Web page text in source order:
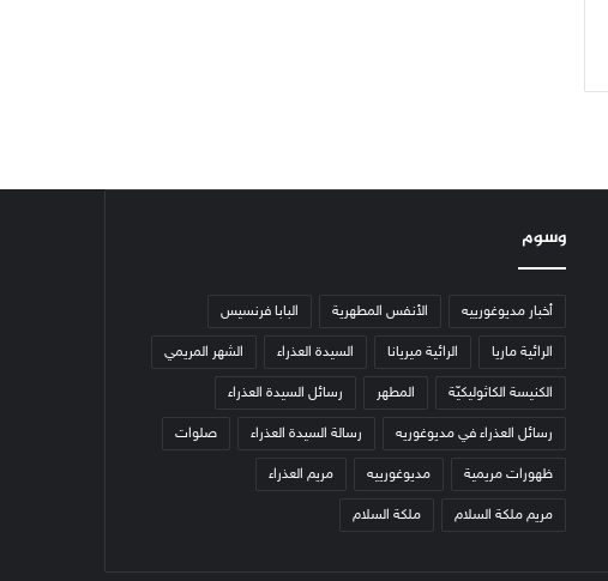
وسوم
أخبار مديوغورييه الأنفس المطهرية البابا فرنسيس
الرائية ماريا الرائية ميريانا السيدة العذراء الشهر المريمي
الكنيسة الكاثوليكيّة المطهر رسائل السيدة العذراء
رسائل العذراء في مديوغوريه رسالة السيدة العذراء صلوات
ظهورات مريمية مديوغورييه مريم العذراء
مريم ملكة السلام ملكة السلام